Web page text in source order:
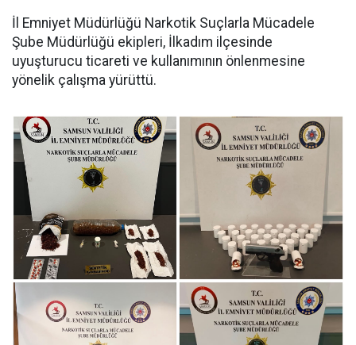
İl Emniyet Müdürlüğü Narkotik Suçlarla Mücadele
Şube Müdürlüğü ekipleri, İlkadım ilçesinde
uyuşturucu ticareti ve kullanımının önlenmesine
yönelik çalışma yürüttü.